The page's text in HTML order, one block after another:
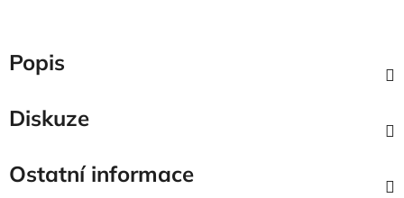
Popis
Diskuze
Ostatní informace